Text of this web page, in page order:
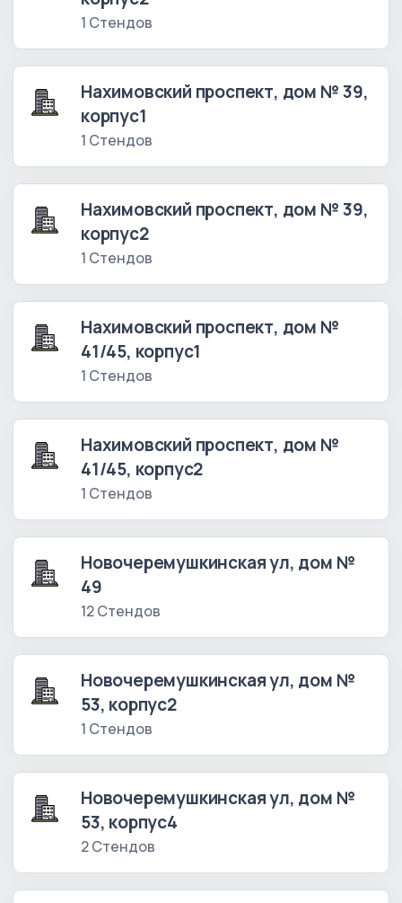
1 Стендов
Нахимовский проспект, дом № 39,
корпус1
1 Стендов
Нахимовский проспект, дом № 39,
корпус2
1 Стендов
Нахимовский проспект, дом №
41/45, корпус1
1 Стендов
Нахимовский проспект, дом №
41/45, корпус2
1 Стендов
Новочеремушкинская ул, дом №
49
12 Стендов
Новочеремушкинская ул, дом №
53, корпус2
1 Стендов
Новочеремушкинская ул, дом №
53, корпус4
2 Стендов